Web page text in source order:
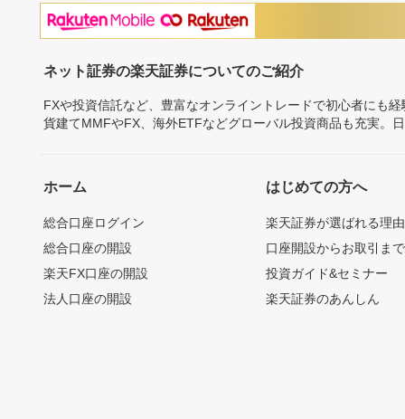
ネット証券の楽天証券についてのご紹介
FXや投資信託など、豊富なオンライントレードで初心者にも
貨建てMMFやFX、海外ETFなどグローバル投資商品も充実。
ホーム
総合口座ログイン
総合口座の開設
楽天FX口座の開設
法人口座の開設
はじめての方へ
楽天証券が選ばれる理由
口座開設からお取引ま
投資ガイド&セミナー
楽天証券のあんしん